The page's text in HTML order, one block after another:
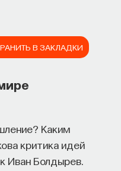
В ЗАКЛАДКИ
Каким
критика идей
Иван Болдырев.